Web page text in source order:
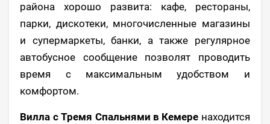
района хорошо развита: кафе, рестораны,
парки, дискотеки, многочисленные магазины
и супермаркеты, банки, а также регулярное
автобусное сообщение позволят проводить
время с максимальным удобством и
комфортом.
Вилла с Тремя Спальнями в Кемере находится